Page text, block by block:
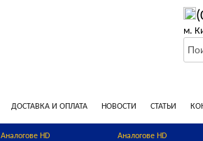
м.
ДОСТАВКА И ОПЛАТА НОВОСТИ СТАТЬИ
Аналогове HD
Аналогове HD